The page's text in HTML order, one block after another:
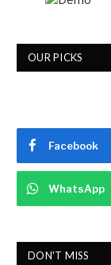
OUR PICKS
Facebook
WhatsApp
DON'T MISS